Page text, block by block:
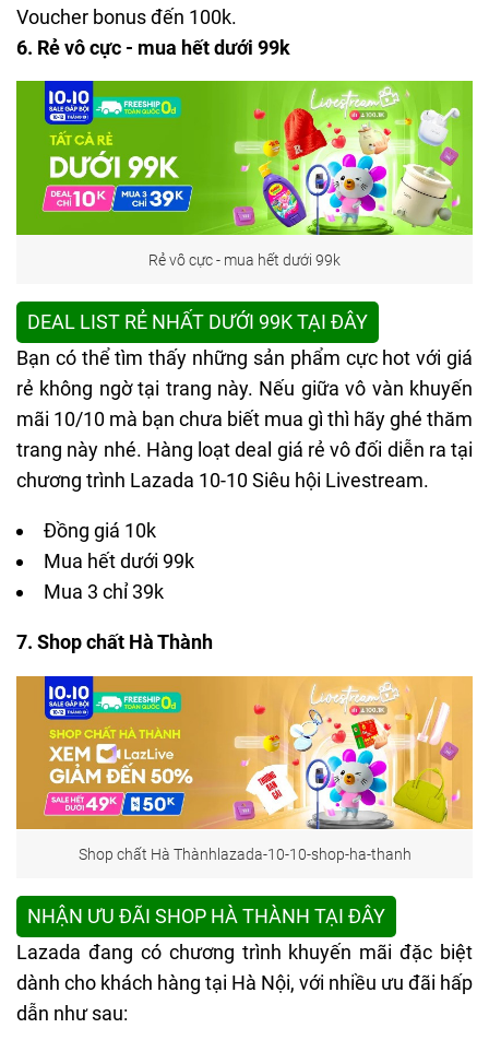
Voucher bonus đến 100k.
6. Rẻ vô cực - mua hết dưới 99k
Rẻ vô cực - mua hết dưới 99k
DEAL LIST RẺ NHẤT DƯỚI 99K TẠI ĐÂY
Bạn có thể tìm thấy những sản phẩm cực hot với giá
rẻ không ngờ tại trang này. Nếu giữa vô vàn khuyến
mãi 10/10 mà bạn chưa biết mua gì thì hãy ghé thăm
trang này nhé. Hàng loạt deal giá rẻ vô đối diễn ra tại
chương trình Lazada 10-10 Siêu hội Livestream.
Đồng giá 10k
Mua hết dưới 99k
Mua 3 chỉ 39k
7. Shop chất Hà Thành
Shop chất Hà Thànhlazada-10-10-shop-ha-thanh
NHẬN ƯU ĐÃI SHOP HÀ THÀNH TẠI ĐÂY
Lazada đang có chương trình khuyến mãi đặc biệt
dành cho khách hàng tại Hà Nội, với nhiều ưu đãi hấp
dẫn như sau: